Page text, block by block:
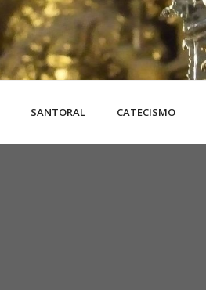
SANTORAL CATECISMO